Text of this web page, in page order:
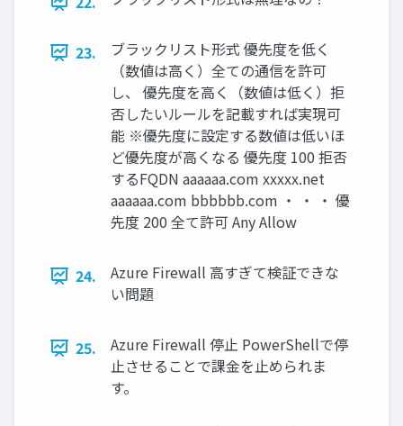
23.
ブラックリスト形式 優先度を低く
（数値は高く）全ての通信を許可
し、 優先度を高く（数値は低く）拒
否したいルールを記載すれば実現可
能 ※優先度に設定する数値は低いほ
ど優先度が高くなる 優先度 100 拒否
するFQDN aaaaaa.com xxxxx.net
aaaaaa.com bbbbbb.com ・ ・ ・ 優
先度 200 全て許可 Any Allow
24.
Azure Firewall 高すぎて検証できな
い問題
25.
Azure Firewall 停止 PowerShellで停
止させることで課金を止められま
す。